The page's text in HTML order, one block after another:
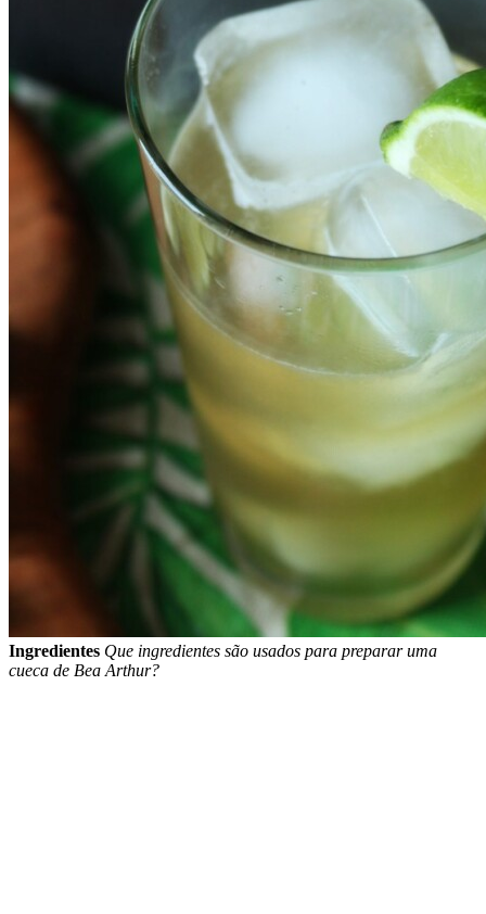
Ingredientes Que ingredientes são usados para preparar uma
cueca de Bea Arthur?